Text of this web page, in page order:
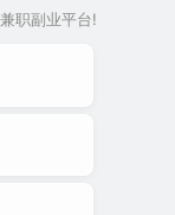
职副业平台!